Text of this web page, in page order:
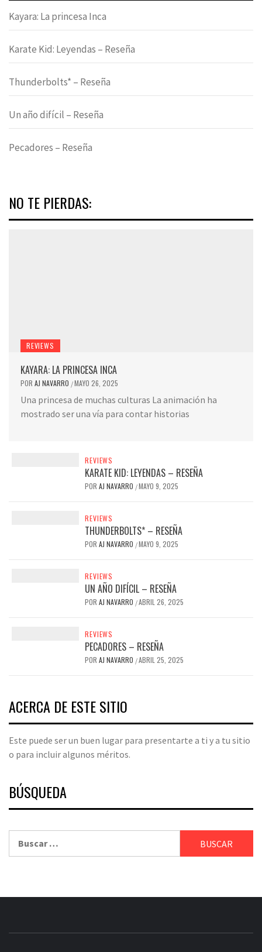
Kayara: La princesa Inca
Karate Kid: Leyendas – Reseña
Thunderbolts* – Reseña
Un año difícil – Reseña
Pecadores – Reseña
NO TE PIERDAS:
REVIEWS
KAYARA: LA PRINCESA INCA
POR AJ NAVARRO /MAYO 26, 2025
Una princesa de muchas culturas La animación ha
mostrado ser una vía para contar historias
REVIEWS
KARATE KID: LEYENDAS – RESEÑA
POR AJ NAVARRO /MAYO 9, 2025
REVIEWS
THUNDERBOLTS* – RESEÑA
POR AJ NAVARRO /MAYO 9, 2025
REVIEWS
UN AÑO DIFÍCIL – RESEÑA
POR AJ NAVARRO /ABRIL 26, 2025
REVIEWS
PECADORES – RESEÑA
POR AJ NAVARRO /ABRIL 25, 2025
ACERCA DE ESTE SITIO
Este puede ser un buen lugar para presentarte a ti y a tu sitio
o para incluir algunos méritos.
BÚSQUEDA